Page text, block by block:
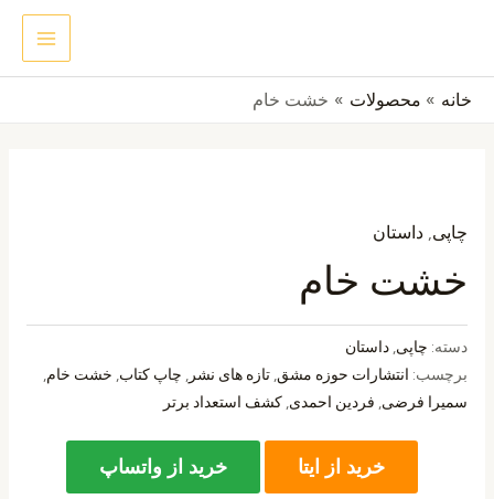
محتوا
خانه محصولات خشت خام
چاپی داستان
خشت خام
دسته: چاپی, داستان
برچسب: انتشارات حوزه مشق, تازه های نشر , چاپ کتاب, خشت خام,
سمیرا فرضی, فردین احمدی, کشف استعداد برتر
خرید از ایتا خرید از واتساپ